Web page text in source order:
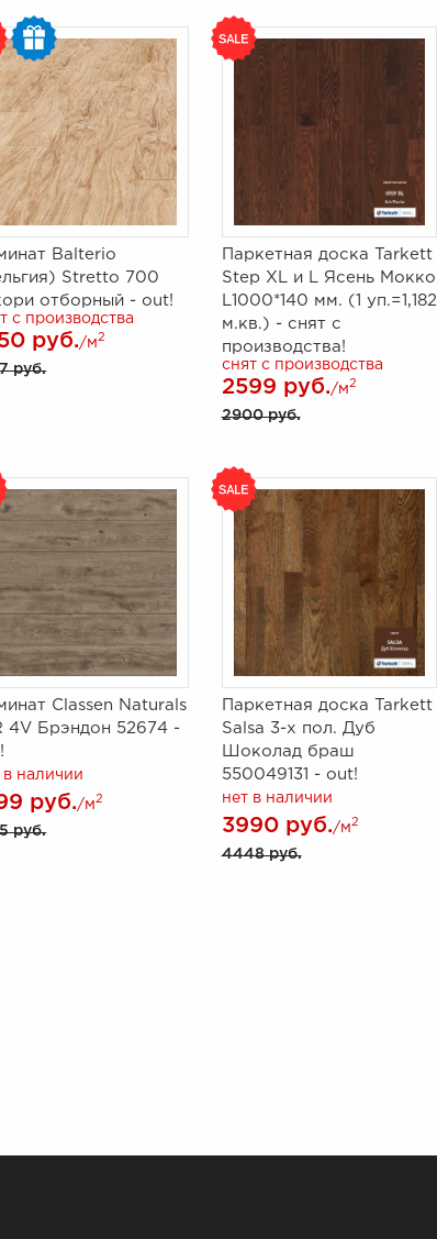
Balterio
Stretto 700
отборный - out!
с производства
руб./м2
руб.
Паркетная доска Tarkett
Step XL и L Ясень Мокко
L1000*140 мм. (1 уп.=1,182
м.кв.) - снят с
производства!
снят с производства
2599 руб./м 2
2900 руб.
Classen Naturals
4V Брэндон 52674 -
в наличии
руб./м2
руб.
Паркетная доска Tarkett
Salsa 3-х пол. Дуб
Шоколад браш
550049131 - out!
нет в наличии
3990 руб./м2
4448 руб.